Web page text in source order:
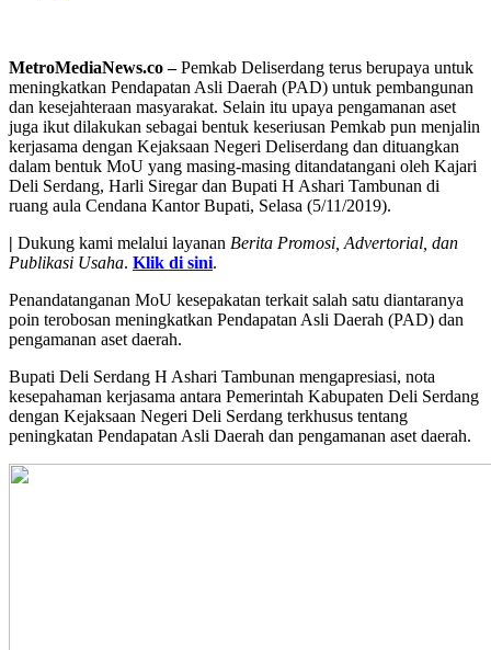
MetroMediaNews.co –Pemkab Deliserdang terus berupaya untuk
meningkatkan Pendapatan Asli Daerah (PAD) untuk pembangunan
dan kesejahteraan masyarakat. Selain itu upaya pengamanan aset
juga ikut dilakukan sebagai bentuk keseriusan Pemkab pun menjalin
kerjasama dengan Kejaksaan Negeri Deliserdang dan dituangkan
dalam bentuk MoU yang masing-masing ditandatangani oleh Kajari
Deli Serdang, Harli Siregar dan Bupati H Ashari Tambunan di
ruang aula Cendana Kantor Bupati, Selasa (5/11/2019).
| Dukung kami melalui layanan Berita Promosi, Advertorial, dan
Publikasi Usaha. Klik di sini.
Penandatanganan MoU kesepakatan terkait salah satu diantaranya
poin terobosan meningkatkan Pendapatan Asli Daerah (PAD) dan
pengamanan aset daerah.
Bupati Deli Serdang H Ashari Tambunan mengapresiasi, nota
kesepahaman kerjasama antara Pemerintah Kabupaten Deli Serdang
dengan Kejaksaan Negeri Deli Serdang terkhusus tentang
peningkatan Pendapatan Asli Daerah dan pengamanan aset daerah.